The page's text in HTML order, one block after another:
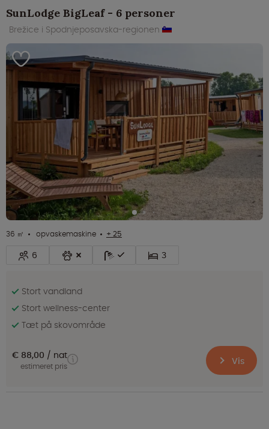
SunLodge BigLeaf - 6 personer
Brežice i Spodnjeposavska-regionen
36 ㎡ opvaskemaskine + 25
6 3
Stort vandland
Stort wellness-center
Tæt på skovområde
€ 88,00 nat
estimeret pris Vis